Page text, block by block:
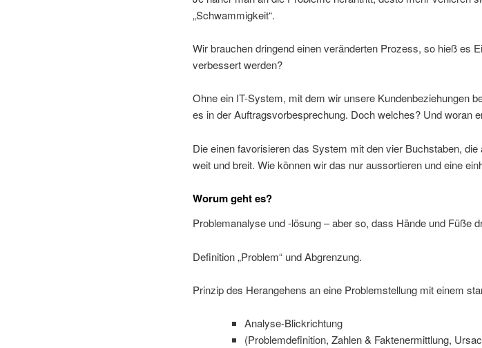
„Schwammigkeit“.
Wir brauchen dringend einen veränderten Prozess, so hieß es
verbessert werden?
Ohne ein IT-System, mit dem wir unsere Kundenbeziehungen
es in der Auftragsvorbesprechung. Doch welches? Und woran
Die einen favorisieren das System mit den vier Buchstaben,
weit und breit. Wie können wir das nur aussortieren und eine
Worum geht es?
Problemanalyse und -lösung – aber so, dass Hände und Füße
Definition „Problem“ und Abgrenzung.
Prinzip des Herangehens an eine Problemstellung mit einem
Analyse-Blickrichtung
(Problemdefinition, Zahlen & Faktenermittlung,